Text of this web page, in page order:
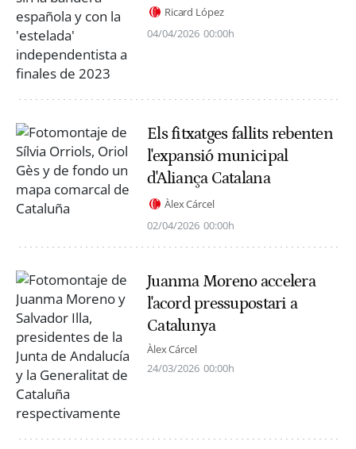
Ricard López
04/04/2026 00:00h
Els fitxatges fallits rebenten
l'expansió municipal
d'Aliança Catalana
Àlex Cárcel
02/04/2026 00:00h
Juanma Moreno accelera
l'acord pressupostari a
Catalunya
Àlex Cárcel
24/03/2026 00:00h